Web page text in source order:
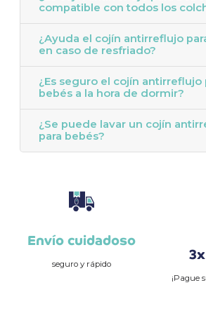
compatible con todos los
¿Ayuda el cojín antirreflujo
en caso de resfriado?
¿Es seguro el cojín antirreflujo
bebés a la hora de dormir?
¿Se puede lavar un cojín
para bebés?
Envío cuidadoso
seguro y rápido
¡Pague